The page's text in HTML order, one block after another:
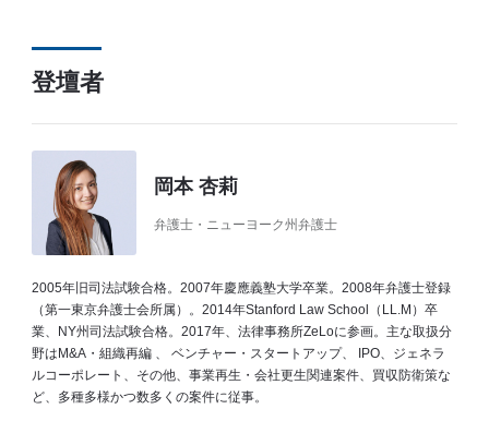
登壇者
岡本 杏莉
弁護士・ニューヨーク州弁護士
2005年旧司法試験合格。2007年慶應義塾大学卒業。2008年弁護士登録
（第一東京弁護士会所属）。2014年Stanford Law School（LL.M）卒
業、NY州司法試験合格。2017年、法律事務所ZeLoに参画。主な取扱分
野はM&A・組織再編 、 ベンチャー・スタートアップ、 IPO、ジェネラ
ルコーポレート、その他、事業再生・会社更生関連案件、買収防衛策な
ど、多種多様かつ数多くの案件に従事。